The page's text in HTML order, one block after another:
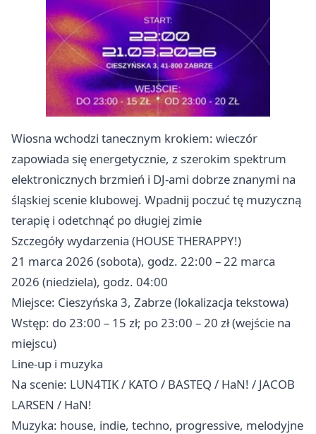
Wiosna wchodzi tanecznym krokiem: wieczór
zapowiada się energetycznie, z szerokim spektrum
elektronicznych brzmień i DJ‑ami dobrze znanymi na
śląskiej scenie klubowej. Wpadnij poczuć tę muzyczną
terapię i odetchnąć po długiej zimie
Szczegóły wydarzenia (HOUSE THERAPPY!)
21 marca 2026 (sobota), godz. 22:00 – 22 marca
2026 (niedziela), godz. 04:00
Miejsce: Cieszyńska 3, Zabrze (lokalizacja tekstowa)
Wstęp: do 23:00 – 15 zł; po 23:00 – 20 zł (wejście na
miejscu)
Line‑up i muzyka
Na scenie: LUN4TIK / KATO / BASTEQ / HaN! / JACOB
LARSEN / HaN!
Muzyka: house, indie, techno, progressive, melodyjne